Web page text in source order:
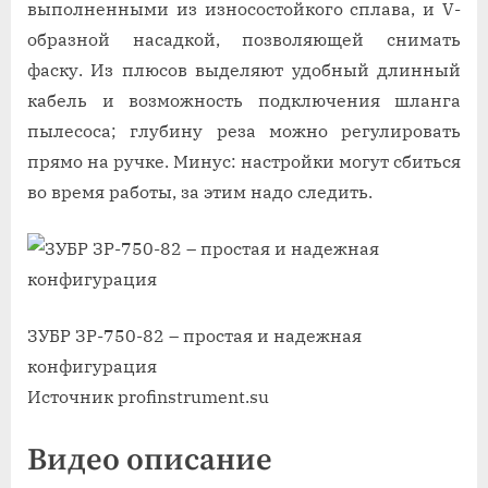
выполненными из износостойкого сплава, и V-
образной насадкой, позволяющей снимать
фаску. Из плюсов выделяют удобный длинный
кабель и возможность подключения шланга
пылесоса; глубину реза можно регулировать
прямо на ручке. Минус: настройки могут сбиться
во время работы, за этим надо следить.
ЗУБР ЗР-750-82 – простая и надежная
конфигурация
Источник profinstrument.su
Видео описание